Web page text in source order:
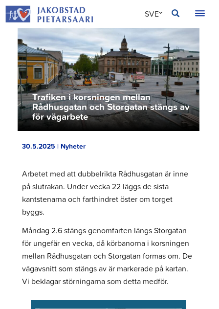
Hoppa
till
innehållet
SVE
FIN
ENG
Trafiken i korsningen mellan
Rådhusgatan och Storgatan stängs av
för vägarbete
30.5.2025 | Nyheter
Arbetet med att dubbelrikta Rådhusgatan är inne
på slutrakan. Under vecka 22 läggs de sista
kantstenarna och farthindret öster om torget
byggs.
Måndag 2.6 stängs genomfarten längs Storgatan
för ungefär en vecka, då körbanorna i korsningen
mellan Rådhusgatan och Storgatan formas om. De
vägavsnitt som stängs av är markerade på kartan.
Vi beklagar störningarna som detta medför.